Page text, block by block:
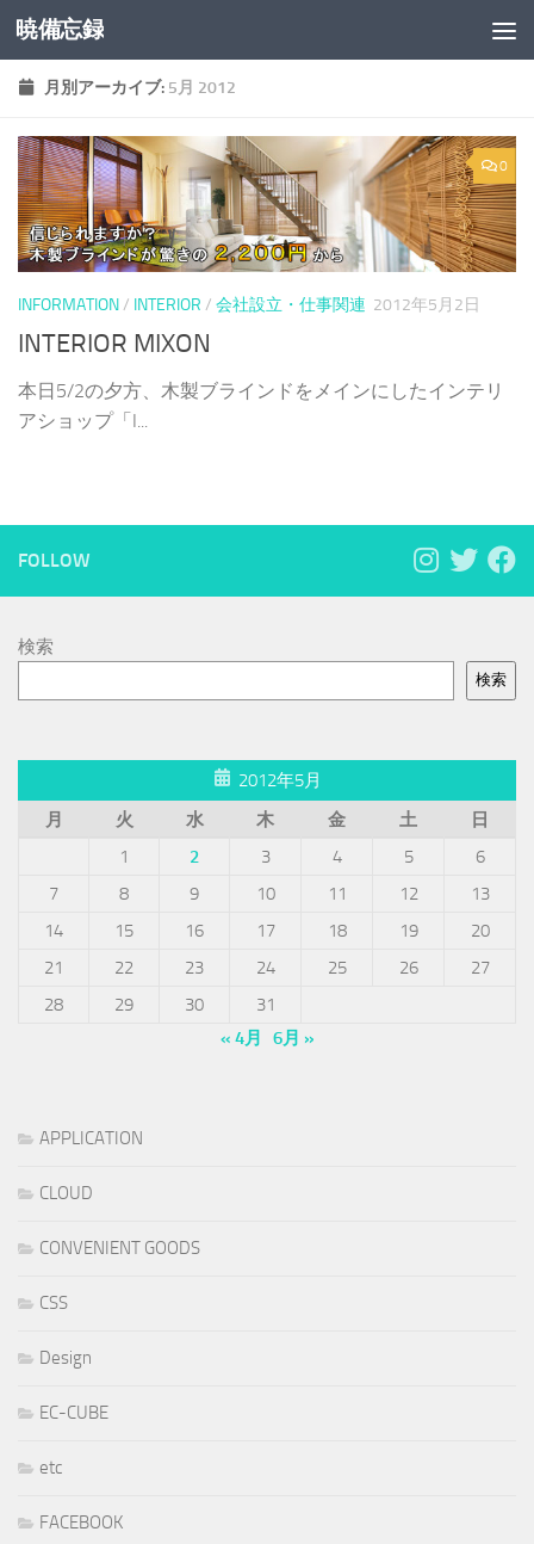
コンテンツへスキップ
暁備忘録
月別アーカイブ: 5月 2012
0
INFORMATION/ INTERIOR / 会社設立・仕事関連 2012年5月2日
INTERIOR MIXON
本日5/2の夕方、木製ブラインドをメインにしたインテリ
アショップ「I...
FOLLOW
検索
検索
2012年5月
月
火 水 木 金 土
日
1
2 3 4 5
6
7
8 9 10 11 12
13
14
15 16 17 18 19
20
21
22 23 24 25 26
27
28
29 30
31
« 4月
6月 »
APPLICATION
CLOUD
CONVENIENT GOODS
CSS
Design
EC-CUBE
etc
FACEBOOK